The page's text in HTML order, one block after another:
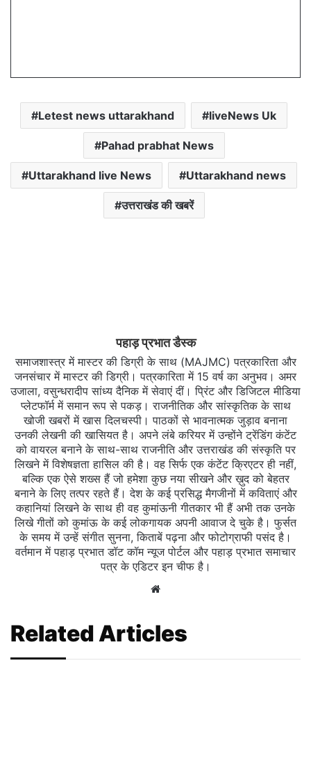
Letest news uttarakhand liveNews Uk
Pahad prabhat News
Uttarakhand live News Uttarakhand news
उत्तराखंड की खबरें
पहाड़ प्रभात डैस्क
समाजशास्त्र में मास्टर की डिग्री के साथ (MAJMC) पत्रकारिता और
जनसंचार में मास्टर की डिग्री। पत्रकारिता में 15 वर्ष का अनुभव। अमर
उजाला, वसुन्धरादीप सांध्य दैनिक में सेवाएं दीं। प्रिंट और डिजिटल मीडिया
प्लेटफॉर्म में समान रूप से पकड़। राजनीतिक और सांस्कृतिक के साथ
खोजी खबरों में खास दिलचस्‍पी। पाठकों से भावनात्मक जुड़ाव बनाना
उनकी लेखनी की खासियत है। अपने लंबे करियर में उन्होंने ट्रेंडिंग कंटेंट
को वायरल बनाने के साथ-साथ राजनीति और उत्तराखंड की संस्कृति पर
लिखने में विशेषज्ञता हासिल की है। वह सिर्फ एक कंटेंट क्रिएटर ही नहीं,
बल्कि एक ऐसे शख्स हैं जो हमेशा कुछ नया सीखने और ख़ुद को बेहतर
बनाने के लिए तत्पर रहते हैं। देश के कई प्रसिद्ध मैगजीनों में कविताएं और
कहानियां लिखने के साथ ही वह कुमांऊनी गीतकार भी हैं अभी तक उनके
लिखे गीतों को कुमांऊ के कई लोकगायक अपनी आवाज दे चुके है। फुर्सत
के समय में उन्हें संगीत सुनना, किताबें पढ़ना और फोटोग्राफी पसंद है।
वर्तमान में पहाड़ प्रभात डॉट कॉम न्यूज पोर्टल और पहाड़ प्रभात समाचार
पत्र के एडिटर इन चीफ है।
Website
Related Articles